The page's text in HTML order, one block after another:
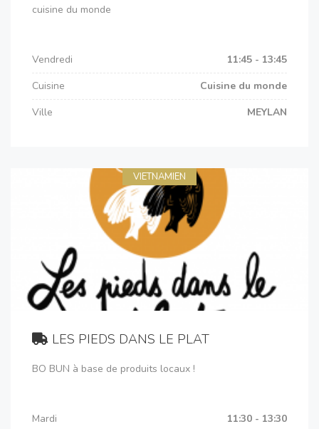
cuisine du monde
Vendredi
11:45 - 13:45
Cuisine
Cuisine du monde
Ville
MEYLAN
VIETNAMIEN
LES PIEDS DANS LE PLAT
BO BUN à base de produits locaux !
Mardi 11:30 - 13:30